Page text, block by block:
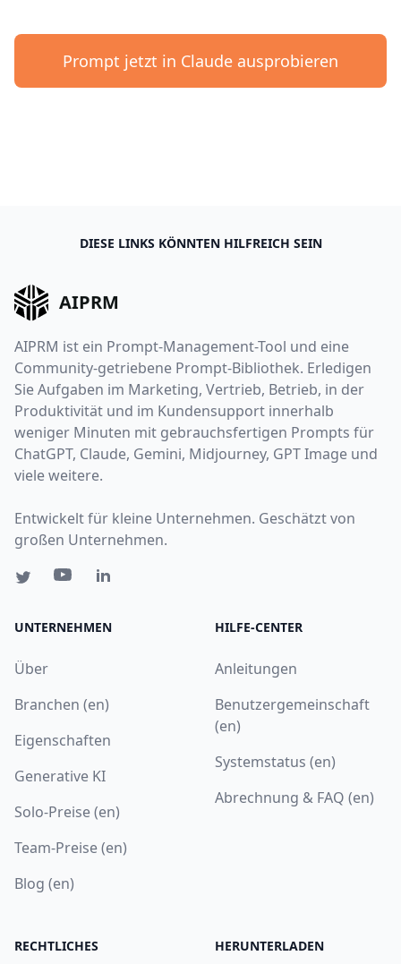
Prompt jetzt in Claude ausprobieren
DIESE LINKS KÖNNTEN HILFREICH SEIN
AIPRM
AIPRM ist ein Prompt-Management-Tool und eine
Community-getriebene Prompt-Bibliothek. Erledigen
Sie Aufgaben im Marketing, Vertrieb, Betrieb, in der
Produktivität und im Kundensupport innerhalb
weniger Minuten mit gebrauchsfertigen Prompts für
ChatGPT, Claude, Gemini, Midjourney, GPT Image und
viele weitere.
Entwickelt für kleine Unternehmen. Geschätzt von
großen Unternehmen.
UNTERNEHMEN
Über
Branchen (en)
Eigenschaften
Generative KI
Solo-Preise (en)
Team-Preise (en)
Blog (en)
HILFE-CENTER
Anleitungen
Benutzergemeinschaft
(en)
Systemstatus (en)
Abrechnung & FAQ (en)
RECHTLICHES HERUNTERLADEN